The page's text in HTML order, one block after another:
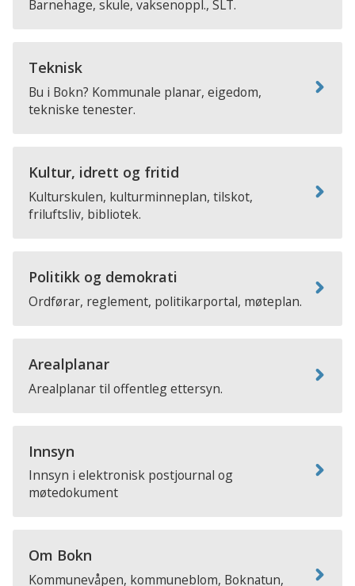
Barnehage, skule, vaksenoppl., SLT.
Teknisk
Bu i Bokn? Kommunale planar, eigedom,
tekniske tenester.
Kultur, idrett og fritid
Kulturskulen, kulturminneplan, tilskot,
friluftsliv, bibliotek.
Politikk og demokrati
Ordførar, reglement, politikarportal, møteplan.
Arealplanar
Arealplanar til offentleg ettersyn.
Innsyn
Innsyn i elektronisk postjournal og
møtedokument
Om Bokn
Kommunevåpen, kommuneblom, Boknatun,